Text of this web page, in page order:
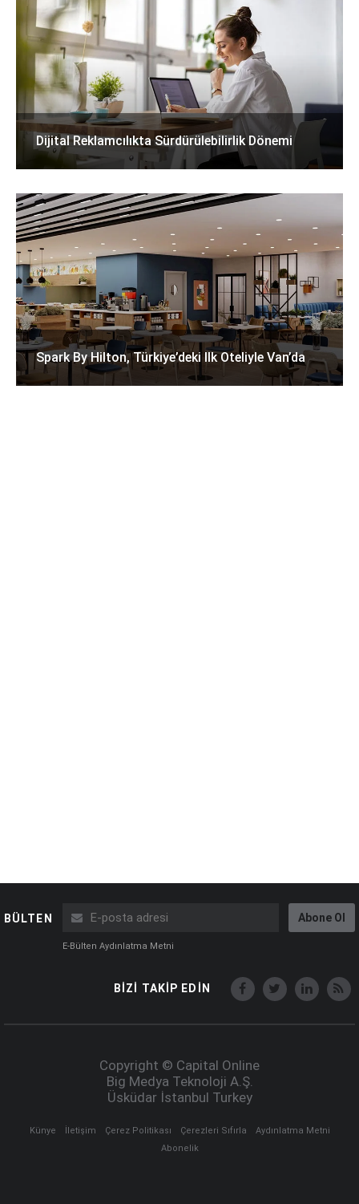
Dijital Reklamcılıkta Sürdürülebilirlik Dönemi
Spark By Hilton, Türkiye’deki Ilk Oteliyle Van’da
BÜLTEN Abone Ol
E-Bülten Aydınlatma Metni
BİZİ TAKİP EDİN
Copyright © Capital Online
Big Medya Teknoloji A.Ş.
Üsküdar İstanbul Turkey
Künye İletişim Çerez Politikası Çerezleri Sıfırla
Aydınlatma Metni
Abonelik